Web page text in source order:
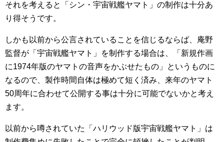
それを考えると「シン・宇宙戦艦ヤマト」の制作は十分あ
り得そうです。
しかも以前から公言されていることを信じるならば、庵野
監督が「宇宙戦艦ヤマト」を制作する場合は、「新規作画
に1974年版のヤマトの音声をかぶせたもの」というものに
なるので、製作時間自体は極めて短く済み、来年のヤマト
50周年に合わせて公開する事は十分に可能でないかと考え
ます。
以前から噂されていた「ハリウッド版宇宙戦艦ヤマト」は